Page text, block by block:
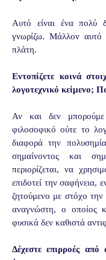
Αυτό είναι ένα πολύ
γνωρίζω. Μάλλον
πλάτη.
Εντοπίζετε κοινά
λογοτεχνικό κείμενο;
Αν και δεν
φιλοσοφικό ούτε το
διαφορά την
σημαίνοντος και
περιορίζεται, να
επιδοτεί την σαφήνεια,
ζητούμενο με στόχο την
αναγνώστη, ο οποίος
φυσικά δεν καθιστά
Δέχεστε επιρροές